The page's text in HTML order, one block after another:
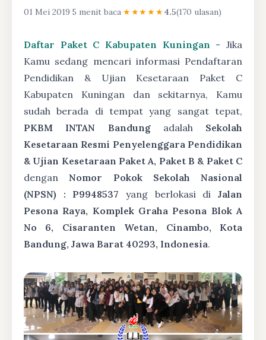
01 Mei 2019·5 menit baca·★★★★★4.5(170 ulasan)
Daftar Paket C Kabupaten Kuningan - Jika
Kamu sedang mencari informasi Pendaftaran
Pendidikan & Ujian Kesetaraan Paket C
Kabupaten Kuningan dan sekitarnya, Kamu
sudah berada di tempat yang sangat tepat,
PKBM INTAN Bandungadalah Sekolah
Kesetaraan Resmi Penyelenggara Pendidikan
& Ujian Kesetaraan Paket A, Paket B & Paket C
denganNomor Pokok Sekolah Nasional
(NPSN) : P9948537 yang berlokasi diJalan
Pesona Raya, Komplek Graha Pesona Blok A
No 6, Cisaranten Wetan, Cinambo, Kota
Bandung, Jawa Barat 40293, Indonesia.